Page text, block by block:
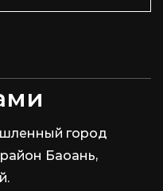
город
Баоань,